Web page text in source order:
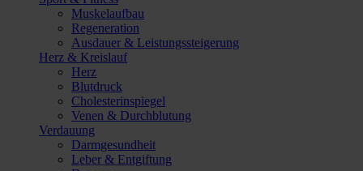
Muskelaufbau
Regeneration
Ausdauer & Leistungssteigerung
Herz & Kreislauf
Herz
Blutdruck
Cholesterinspiegel
Venen & Durchblutung
Verdauung
Darmgesundheit
Leber & Entgiftung